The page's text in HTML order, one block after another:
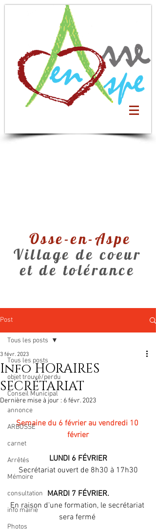
Osse-en-Aspe
Village de coeur
et de tolérance
Post
Tous les posts
objet trouvé/perdu
Conseil Municipal
annonce
ARBOSSE
carnet
Arrêtés
Mémoire
consultation
info mairie
Photos
Tous les posts
Info HORAIRES
SECRÉTARIAT
3 févr. 2023
Dernière mise à jour : 6 févr. 2023
Semaine du 6 février au vendredi 10
février
LUNDI 6 FÉVRIER
Secrétariat ouvert de 8h30 à 17h30
MARDI 7 FÉVRIER.
En raison d'une formation, le secrétariat
sera fermé